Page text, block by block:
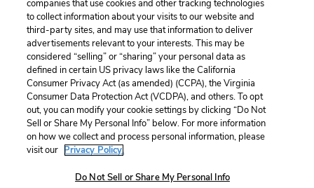
Previous
Logos
Next
Cite This Page
Home About Contact Help
LitCharts, a Learneo, Inc. business
Terms Privacy Privacy Request
companies that use cookies and other tracking technologies
to collect information about your visits to our website and
third-party sites, and may use that information to deliver
advertisements relevant to your interests. This may be
considered “selling” or “sharing” your personal data as
defined in certain US privacy laws like the California
Consumer Privacy Act (as amended) (CCPA), the Virginia
Consumer Data Protection Act (VCDPA), and others. To opt
out, you can modify your cookie settings by clicking “Do Not
Sell or Share My Personal Info” below. For more information
on how we collect and process personal information, please
visit our Privacy Policy.
Do Not Sell or Share My Personal Info